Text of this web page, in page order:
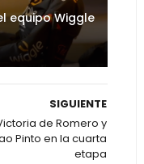
equipo Wiggle
SIGUIENTE
de Romero y
Pinto en la cuarta
etapa